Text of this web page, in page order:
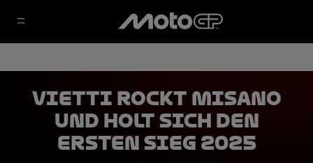
Vietti rockt Misano
und holt sich den
ersten Sieg 2025